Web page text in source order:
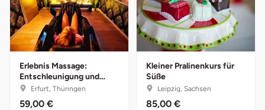
Erlebnis Massage:
Entschleunigung und
Tiefenentspannung
Erfurt, Thüringen
59,00 €
Kleiner Pralinenkurs für
Süße
Leipzig, Sachsen
85,00 €
Lübeck
Lüchow-Dannenberg
Lüneburg
Magdeburg